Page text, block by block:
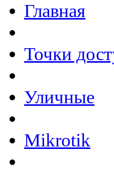
Главная
Точки
Уличные
Mikrotik